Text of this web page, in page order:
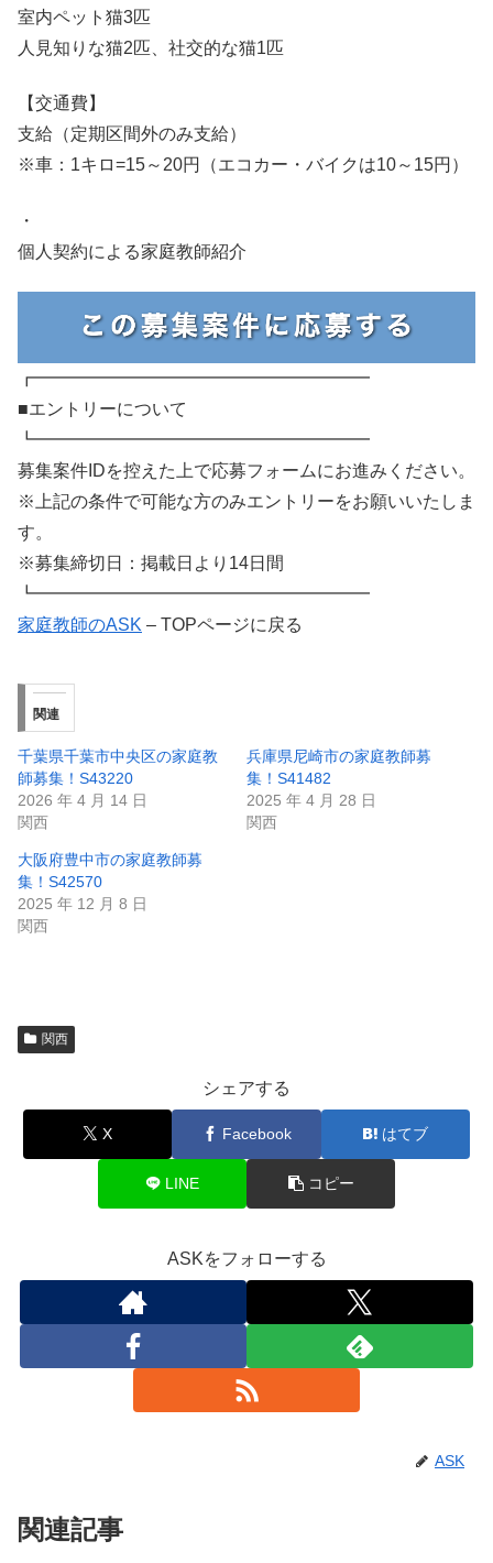
室内ペット猫3匹
人見知りな猫2匹、社交的な猫1匹
【交通費】
支給（定期区間外のみ支給）
※車：1キロ=15～20円（エコカー・バイクは10～15円）
・
個人契約による家庭教師紹介
┏━━━━━━━━━━━━━━━━━━━
■エントリーについて
┗━━━━━━━━━━━━━━━━━━━
募集案件IDを控えた上で応募フォームにお進みください。
※上記の条件で可能な方のみエントリーをお願いいたしま
す。
※募集締切日：掲載日より14日間
┗━━━━━━━━━━━━━━━━━━━
家庭教師のASK – TOPページに戻る
関連
千葉県千葉市中央区の家庭教
師募集！S43220
2026 年 4 月 14 日
関西
兵庫県尼崎市の家庭教師募
集！S41482
2025 年 4 月 28 日
関西
大阪府豊中市の家庭教師募
集！S42570
2025 年 12 月 8 日
関西
関西
シェアする
X Facebook はてブ
LINE コピー
ASKをフォローする
ASK
関連記事